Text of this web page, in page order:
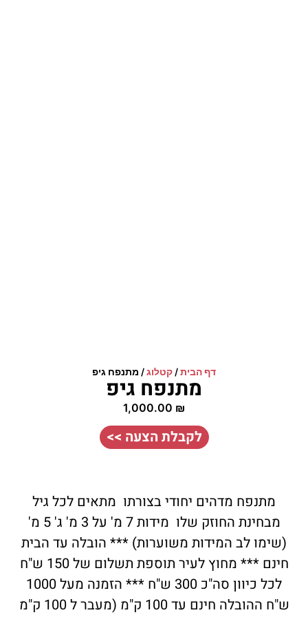
דף הבית/ קטלוג/ מתנפח גיפ
מתנפח גיפ
1,000.00 ₪
לקבלת הצעה >>
מתנפח מדהים יחודי בצורתו מתאים לכל גיל
מבחינת החוזק שלו מידות 7 מ' על 3 מ' ג' 5 מ'
(שימו לב המידות משוערות) *** הובלה עד הבית
חינם *** מחוץ לעיר תוספת תשלום של 150 ש"ח
לכל כיוון סה"כ 300 ש"ח *** הזמנה מעל 1000
ש"ח ההובלה חינם עד 100 ק"מ (מעבר ל 100 ק"מ